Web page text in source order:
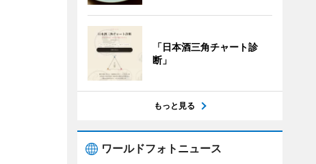
「日本酒三角チャート診
断」
もっと見る
ワールドフォトニュース